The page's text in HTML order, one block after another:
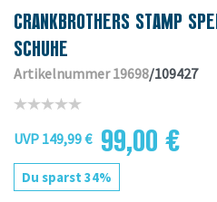
CRANKBROTHERS STAMP
SCHUHE
Artikelnummer 19698/109427
UVP 149,99 € 99,00 €
Du sparst 34%